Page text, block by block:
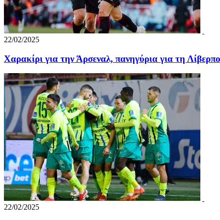
22/02/2025
Χαρακίρι για την Άρσεναλ, πανηγύρια για τη
22/02/2025